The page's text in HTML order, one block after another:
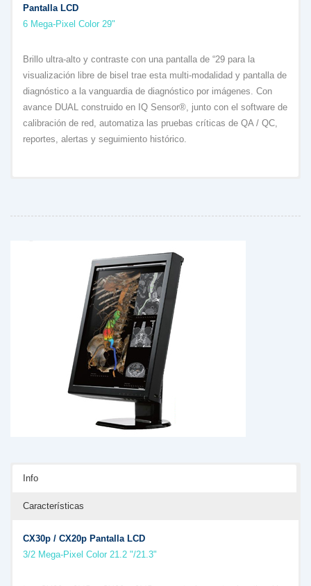
Pantalla LCD
6 Mega-Pixel Color 29"
Brillo ultra-alto y contraste con una pantalla de “29 para la
visualización libre de bisel trae esta multi-modalidad y pantalla de
diagnóstico a la vanguardia de diagnóstico por imágenes. Con
avance DUAL construido en IQ Sensor®, junto con el software de
calibración de red, automatiza las pruebas críticas de QA / QC,
reportes, alertas y seguimiento histórico.
- Control de Ambientes Digitales (DAC)
descargar folleto
Info
Características
CX30p / CX20p Pantalla LCD
3/2 Mega-Pixel Color 21.2 "/21.3"